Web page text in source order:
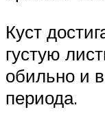
Куст
густую
обильно и
периода.